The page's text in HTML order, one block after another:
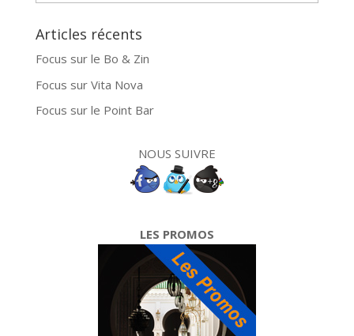
Articles récents
Focus sur le Bo & Zin
Focus sur Vita Nova
Focus sur le Point Bar
NOUS SUIVRE
LES PROMOS